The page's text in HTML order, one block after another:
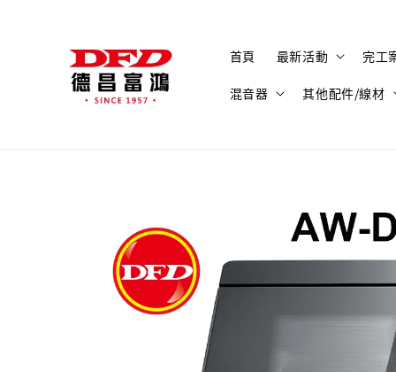
首頁 最新活動 完工
混音器 其他配件/線材